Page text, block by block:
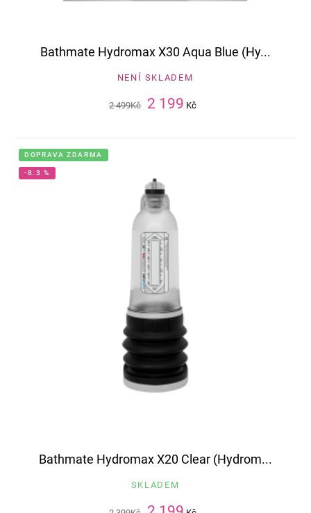
Bathmate Hydromax X30 Aqua Blue (Hy...
NENÍ SKLADEM
2 499Kč 2 199 Kč
DOPRAVA ZDARMA
-8.3 %
Bathmate Hydromax X20 Clear (Hydrom...
SKLADEM